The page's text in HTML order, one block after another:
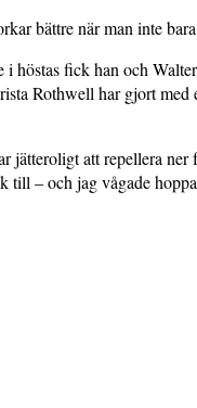
bättre när man inte
i höstas fick han och
Rothwell har gjort med
jätteroligt att repellera
till – och jag vågade